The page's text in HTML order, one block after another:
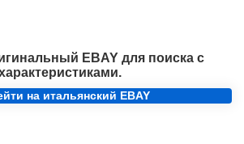
EBAY для поиска с
на итальянский EBAY